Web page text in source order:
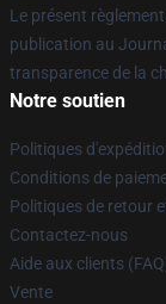
Le présent
publication au
transparence de la
Notre soutien
Politiques
Conditions de
Politiques de retour
Contactez-nous
Aide aux clients
Vente